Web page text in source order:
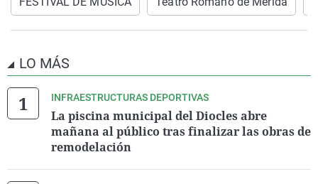
LO MÁS
INFRAESTRUCTURAS DEPORTIVAS
La piscina municipal del Diocles abre
mañana al público tras finalizar las obras de
remodelación